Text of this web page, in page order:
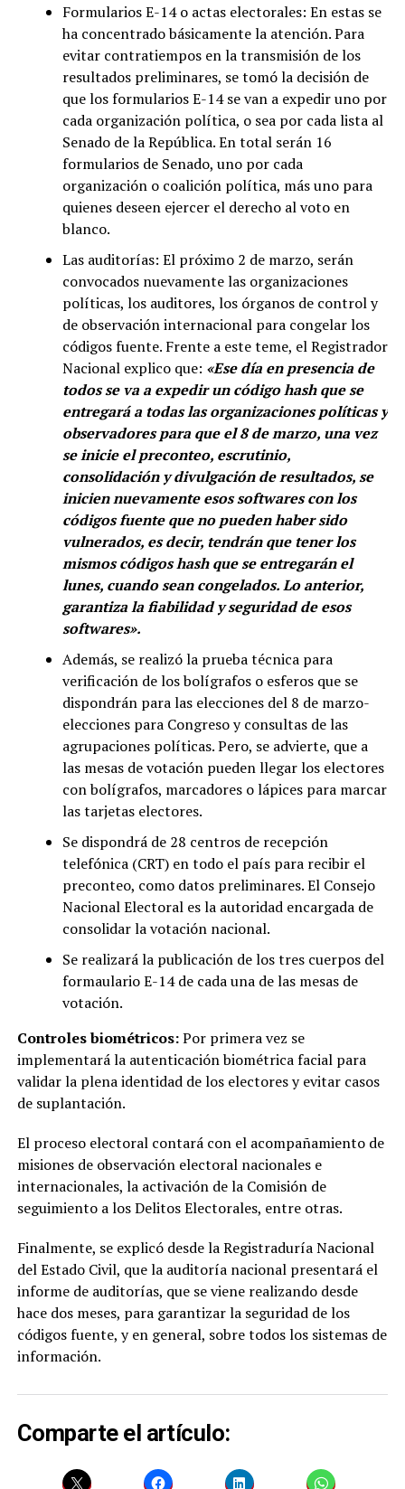
Formularios E-14 o actas electorales: En estas se
ha concentrado básicamente la atención. Para
evitar contratiempos en la transmisión de los
resultados preliminares, se tomó la decisión de
que los formularios E-14 se van a expedir uno por
cada organización política, o sea por cada lista al
Senado de la República. En total serán 16
formularios de Senado, uno por cada
organización o coalición política, más uno para
quienes deseen ejercer el derecho al voto en
blanco.
Las auditorías: El próximo 2 de marzo, serán
convocados nuevamente las organizaciones
políticas, los auditores, los órganos de control y
de observación internacional para congelar los
códigos fuente. Frente a este teme, el Registrador
Nacional explico que: «Ese día en presencia de
todos se va a expedir un código hash que se
entregará a todas las organizaciones políticas y
observadores para que el 8 de marzo, una vez
se inicie el preconteo, escrutinio,
consolidación y divulgación de resultados, se
inicien nuevamente esos softwares con los
códigos fuente que no pueden haber sido
vulnerados, es decir, tendrán que tener los
mismos códigos hash que se entregarán el
lunes, cuando sean congelados. Lo anterior,
garantiza la fiabilidad y seguridad de esos
softwares».
Además, se realizó la prueba técnica para
verificación de los bolígrafos o esferos que se
dispondrán para las elecciones del 8 de marzo-
elecciones para Congreso y consultas de las
agrupaciones políticas. Pero, se advierte, que a
las mesas de votación pueden llegar los electores
con bolígrafos, marcadores o lápices para marcar
las tarjetas electores.
Se dispondrá de 28 centros de recepción
telefónica (CRT) en todo el país para recibir el
preconteo, como datos preliminares. El Consejo
Nacional Electoral es la autoridad encargada de
consolidar la votación nacional.
Se realizará la publicación de los tres cuerpos del
formaulario E-14 de cada una de las mesas de
votación.
Controles biométricos:Por primera vez se
implementará la autenticación biométrica facial para
validar la plena identidad de los electores y evitar casos
de suplantación.
El proceso electoral contará con el acompañamiento de
misiones de observación electoral nacionales e
internacionales, la activación de la Comisión de
seguimiento a los Delitos Electorales, entre otras.
Finalmente, se explicó desde la Registraduría Nacional
del Estado Civil, que la auditoría nacional presentará el
informe de auditorías, que se viene realizando desde
hace dos meses, para garantizar la seguridad de los
códigos fuente, y en general, sobre todos los sistemas de
información.
Comparte el artículo: